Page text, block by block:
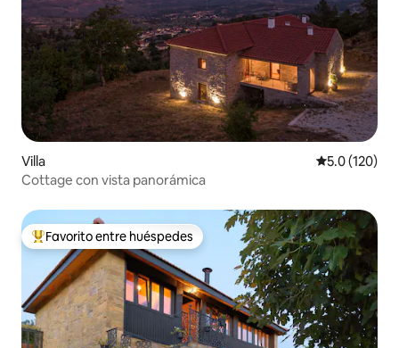
Villa Calificación
5.0 (120)
Cottage con vista panorámica
De los mejores en Favorito entre huéspedes
Favorito entre huéspedes